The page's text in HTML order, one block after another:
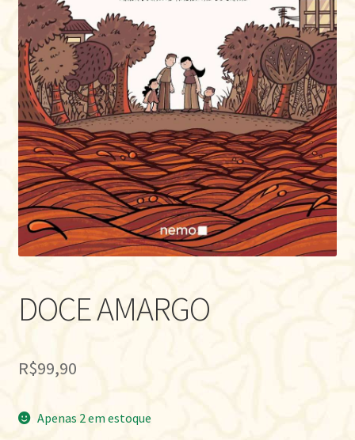
DOCE AMARGO
R$99,90
Apenas 2 em estoque